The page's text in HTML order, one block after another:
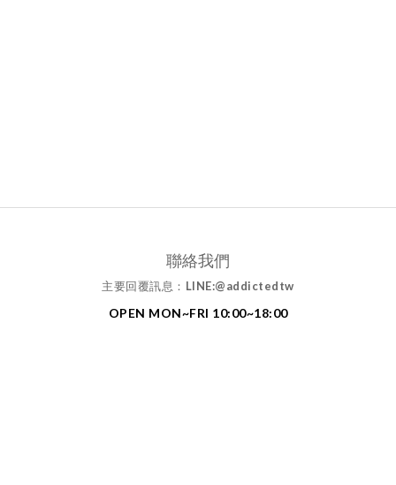
聯絡我們
主要回覆訊息： LINE:@addictedtw
OPEN MON~FRI 10:00~18:00